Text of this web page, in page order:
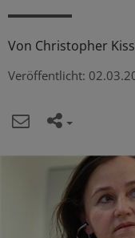
Von Christopher
Veröffentlicht: